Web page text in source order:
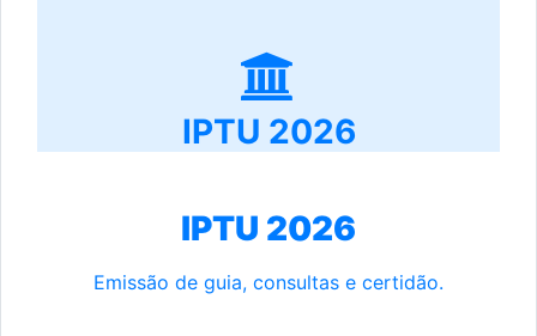
IPTU 2026
IPTU 2026
Emissão de guia, consultas e certidão.